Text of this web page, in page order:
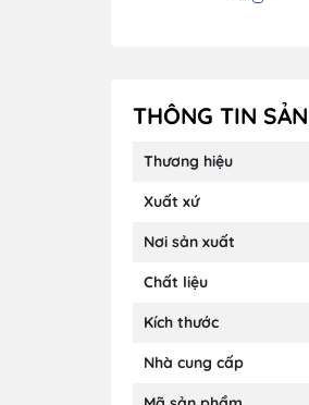
THÔNG TIN
Thương hiệu
Xuất xứ
Nơi sản xuất
Chất liệu
Kích thước
Nhà cung cấp